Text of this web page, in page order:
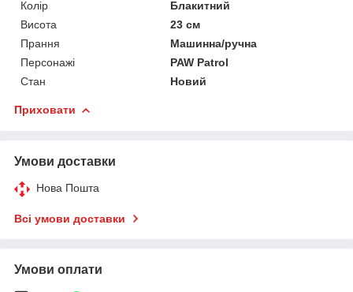
Колір
Блакитний
Висота
23 см
Прання
Машинна/ручна
Персонажі
PAW Patrol
Стан
Новий
Приховати
Умови доставки
Нова Пошта
Всі умови доставки
Умови оплати